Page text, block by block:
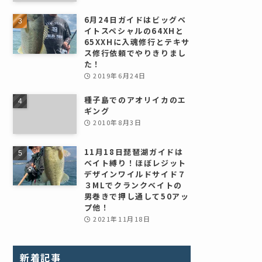
6月24日ガイドはビッグベ
イトスペシャルの64XHと
65XXHに入魂修行とテキサ
ス修行依頼でやりきりまし
た！
2019年6月24日
種子島でのアオリイカのエ
ギング
2010年8月3日
11月18日琵琶湖ガイドは
ベイト縛り！ほぼレジット
デザインワイルドサイド７
３MLでクランクベイトの
男巻きで押し通して50アッ
プ他！
2021年11月18日
新着記事